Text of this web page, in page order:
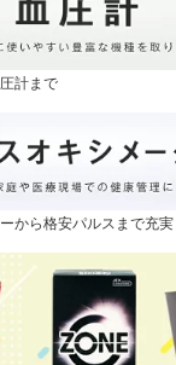
計まで
から格安パルスまで充実